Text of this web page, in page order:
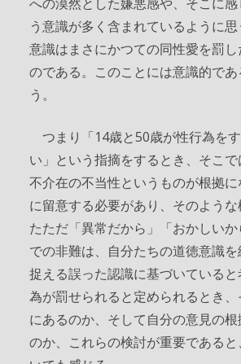
う意識が多く含まれているように
意識はまさにかつての同性愛を罰
のである。このことには意識的で
う。
つまり「14歳と50歳が性行為を
い」という指摘をするとき、そこ
不介在の不当性というものが根拠
に留意する必要があり、そのよう
たただ「異常だから」「おかしい
での非難は、自分たちの道徳意識
捉える誤った認識に基づいている
為が罰せられると定められるとき
にあるのか、そして自分の意見の
のか、これらの検討が重要である